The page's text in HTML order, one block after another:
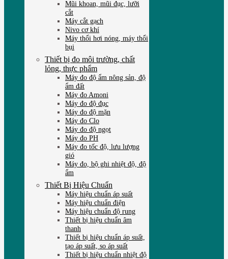
Mũi khoan, mũi đục, lưỡi
cắt
Máy cắt gạch
Nivo cơ khí
Máy thổi hơi nóng, máy thổi
bụi
Thiết bị đo môi trường, chất
lỏng, thực phẩm
Máy đo độ ẩm nông sản, độ
ẩm đất
Máy đo Amoni
Máy đo độ đục
Máy đo độ mặn
Máy đo Clo
Máy đo độ ngọt
Máy đo PH
Máy đo tốc độ, lưu lượng
gió
Máy đo, bộ ghi nhiệt độ, độ
ẩm
Thiết Bị Hiệu Chuẩn
Máy hiệu chuẩn áp suất
Máy hiệu chuẩn điện
Máy hiệu chuẩn độ rung
Thiết bị hiệu chuẩn âm
thanh
Thiết bị hiệu chuẩn áp suất,
tạo áp suất, so áp suất
Thiết bị hiệu chuẩn nhiệt độ